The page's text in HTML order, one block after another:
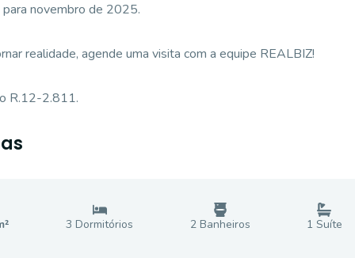
novembro de 2025.
realidade, agende uma visita com a equipe REALBIZ!
R.12-2.811.
3 Dormitórios 2Banheiros 1 Suíte